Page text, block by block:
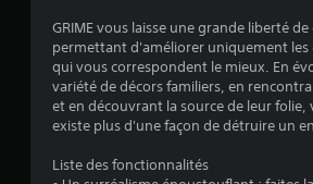
GRIME vous laisse une grande liberté
permettant d'améliorer uniquement les
qui vous correspondent le mieux. En
variété de décors familiers, en
et en découvrant la source de leur folie,
existe plus d'une façon de détruire un
Liste des fonctionnalités